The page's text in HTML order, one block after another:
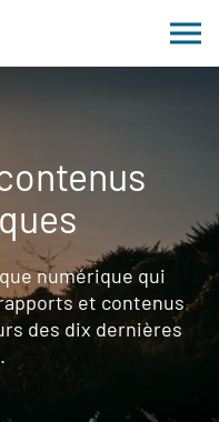
numérique qui
et contenus
des dix dernières